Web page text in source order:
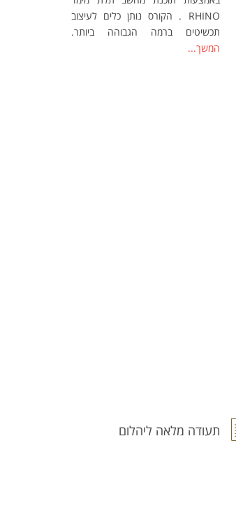
RHINO . הקורס נותן כלים לעיצוב
תכשיטים ברמה הגבוהה ביותר.
המשך...
תעודה מלאה ליהלום